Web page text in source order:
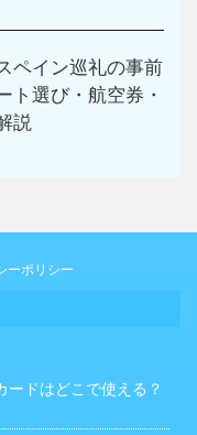
ペイン巡礼の事前
ト選び・航空券・
説
ーポリシー
ドはどこで使える？